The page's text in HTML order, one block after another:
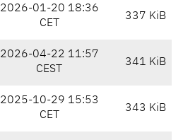
2026-01-20 18:36
CET
337 KiB
2026-04-22 11:57
CEST
341 KiB
2025-10-29 15:53
CET
343 KiB